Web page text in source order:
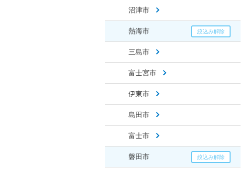
沼津市
熱海市
三島市
富士宮市
伊東市
島田市
富士市
磐田市